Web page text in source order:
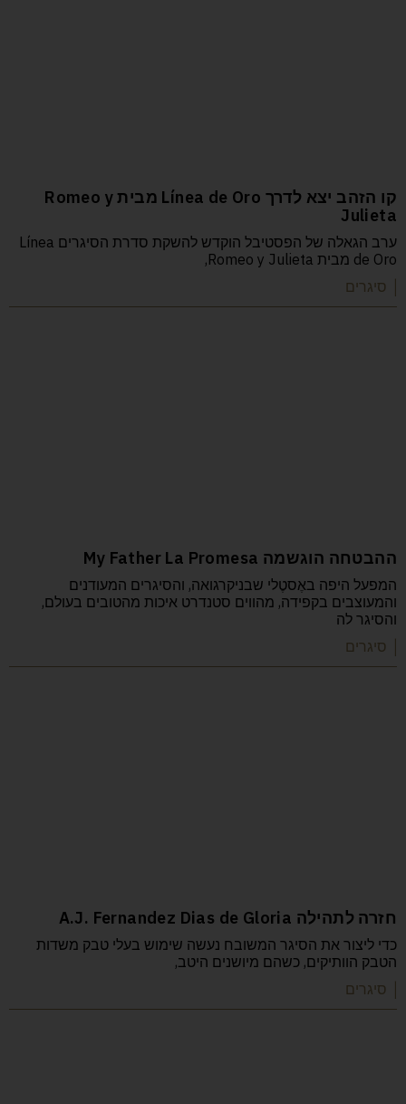
קו הזהב יצא לדרך Línea de Oro מבית Romeo y
Julieta
ערב הגאלה של הפסטיבל הוקדש להשקת סדרת הסיגרים Línea
de Oro מבית Romeo y Julieta,
| סיגרים
ההבטחה הוגשמה My Father La Promesa
המפעל היפה באֶסטֶלי שבניקרגואה, והסיגרים המעודנים
והמעוצבים בקפידה, מהווים סטנדרט איכות מהטובים בעולם,
והסיגר לה
| סיגרים
חזרה לתהילה A.J. Fernandez Dias de Gloria
כדי ליצור את הסיגר המשובח נעשה שימוש בעלי טבק משדות
הטבק הוותיקים, כשהם מיושנים היטב,
| סיגרים